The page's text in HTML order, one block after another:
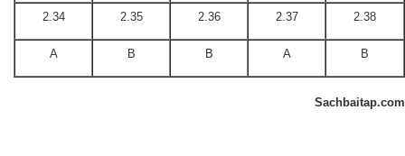
2.34 2.35 2.36 2.37 2.38
A B B A B
Sachbaitap.com